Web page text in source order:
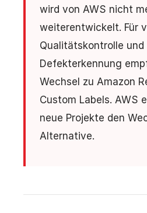
wird von AWS nicht
weiterentwickelt. Für
Qualitätskontrolle und
Defekterkennung
Wechsel zu Amazon
Custom Labels. AWS
neue Projekte den
Alternative.